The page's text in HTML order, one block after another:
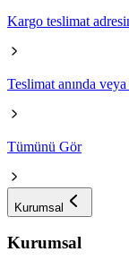
Kargo teslimat
Teslimat anında
Tümünü Gör
Kurumsal
Kurumsal